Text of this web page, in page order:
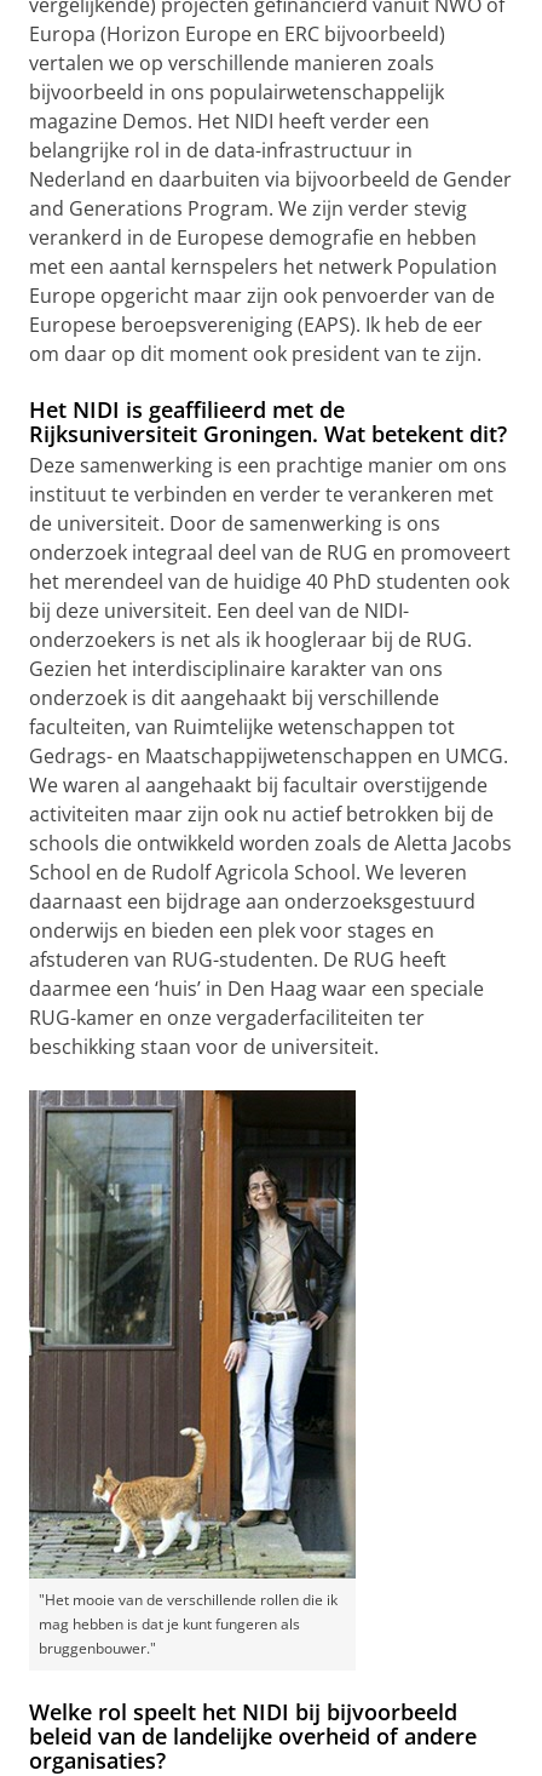
Europa (Horizon Europe en ERC bijvoorbeeld)
vertalen we op verschillende manieren zoals
bijvoorbeeld in ons populairwetenschappelijk
magazine Demos. Het NIDI heeft verder een
belangrijke rol in de data-infrastructuur in
Nederland en daarbuiten via bijvoorbeeld de Gender
and Generations Program. We zijn verder stevig
verankerd in de Europese demografie en hebben
met een aantal kernspelers het netwerk Population
Europe opgericht maar zijn ook penvoerder van de
Europese beroepsvereniging (EAPS). Ik heb de eer
om daar op dit moment ook president van te zijn.
Het NIDI is geaffilieerd met de
Rijksuniversiteit Groningen. Wat betekent dit?
Deze samenwerking is een prachtige manier om ons
instituut te verbinden en verder te verankeren met
de universiteit. Door de samenwerking is ons
onderzoek integraal deel van de RUG en promoveert
het merendeel van de huidige 40 PhD studenten ook
bij deze universiteit. Een deel van de NIDI-
onderzoekers is net als ik hoogleraar bij de RUG.
Gezien het interdisciplinaire karakter van ons
onderzoek is dit aangehaakt bij verschillende
faculteiten, van Ruimtelijke wetenschappen tot
Gedrags- en Maatschappijwetenschappen en UMCG.
We waren al aangehaakt bij facultair overstijgende
activiteiten maar zijn ook nu actief betrokken bij de
schools die ontwikkeld worden zoals de Aletta Jacobs
School en de Rudolf Agricola School. We leveren
daarnaast een bijdrage aan onderzoeksgestuurd
onderwijs en bieden een plek voor stages en
afstuderen van RUG-studenten. De RUG heeft
daarmee een ‘huis’ in Den Haag waar een speciale
RUG-kamer en onze vergaderfaciliteiten ter
beschikking staan voor de universiteit.
"Het mooie van de verschillende rollen die ik
mag hebben is dat je kunt fungeren als
bruggenbouwer."
Welke rol speelt het NIDI bij bijvoorbeeld
beleid van de landelijke overheid of andere
organisaties?